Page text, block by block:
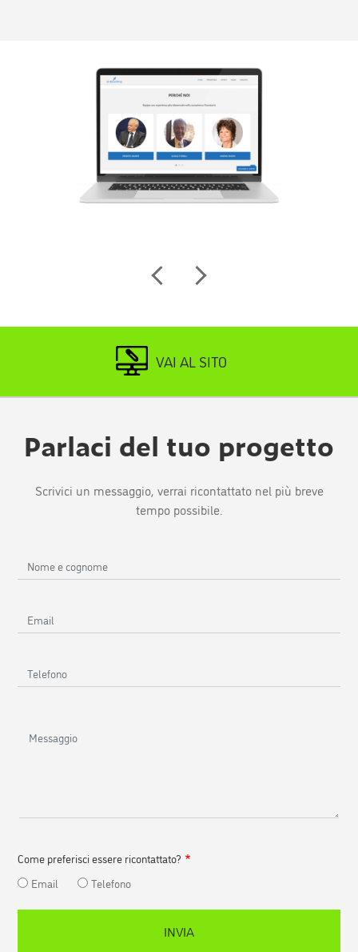
VAI AL SITO
Parlaci del tuo progetto
Scrivici un messaggio, verrai ricontattato nel più breve
tempo possibile.
Nome
e
Email
Telefono
Messaggio
Come preferisci essere ricontattato?
Email
Telefono